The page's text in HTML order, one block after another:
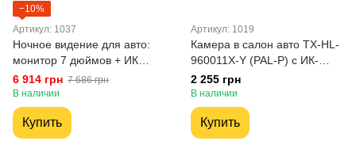
−10%
Артикул: 1037
Ночное видение для авто:
монитор 7 дюймов + ИК
камера для авто, грузовиков,
агротехники и спецтехники
6 914 грн 7 686 грн
В наличии
Купить
Артикул: 1019
Камера в салон авто TX-HL-
960011X-Y (PAL-P) с ИК-
подсветкой, универсальная
2 255 грн
В наличии
Купить